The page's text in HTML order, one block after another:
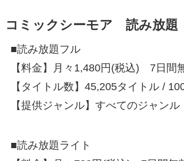
コミックシーモア 読み放題
■読み放題フル
【料金】月々1,480円(税込) 7日間
【タイトル数】45,205タイトル /
【提供ジャンル】すべてのジャンル
■読み放題ライト